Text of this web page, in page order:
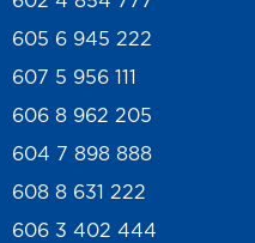
605 6 945 222
607 5 956 111
606 8 962 205
604 7 898 888
608 8 631 222
606 3 402 444